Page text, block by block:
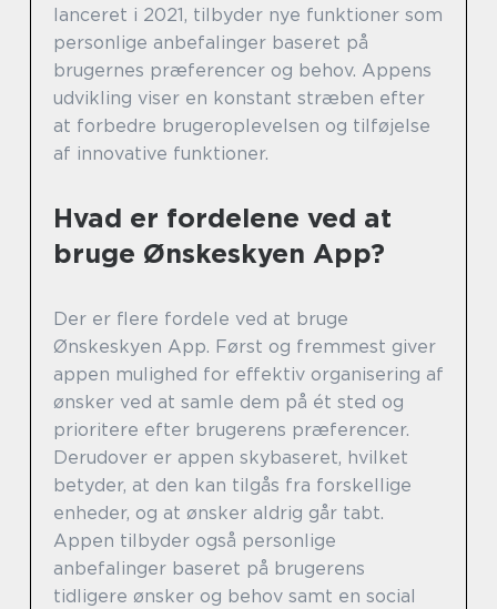
lanceret i 2021, tilbyder nye funktioner som
personlige anbefalinger baseret på
brugernes præferencer og behov. Appens
udvikling viser en konstant stræben efter
at forbedre brugeroplevelsen og tilføjelse
af innovative funktioner.
Hvad er fordelene ved at
bruge Ønskeskyen App?
Der er flere fordele ved at bruge
Ønskeskyen App. Først og fremmest giver
appen mulighed for effektiv organisering af
ønsker ved at samle dem på ét sted og
prioritere efter brugerens præferencer.
Derudover er appen skybaseret, hvilket
betyder, at den kan tilgås fra forskellige
enheder, og at ønsker aldrig går tabt.
Appen tilbyder også personlige
anbefalinger baseret på brugerens
tidligere ønsker og behov samt en social